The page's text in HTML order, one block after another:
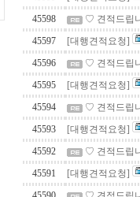
45598
♡ 견적드립
45597
[대행견적요청]
45596
♡ 견적드립
45595
[대행견적요청]
45594
♡ 견적드립
45593
[대행견적요청]
45592
♡ 견적드립
45591
[대행견적요청]